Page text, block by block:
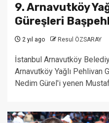
9. Arnavutköy
Güreşleri
2 yıl ago Resul ÖZSARAY
İstanbul Arnavutköy
Arnavutköy Yağlı Pehlivan
Nedim Gürel'i yenen